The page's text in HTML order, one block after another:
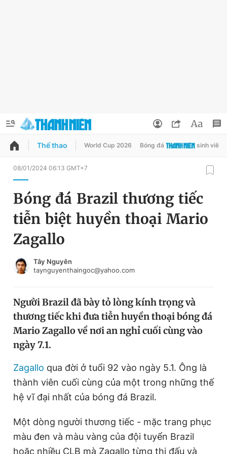
QUẢNG CÁO ĐẶT BÁO
Chuyên mục
Chuyên mục khác
Chào ngày mới
Video Magazine
Tiện ích Bạn cần biết
Đổi mật khẩu
Tin đã lưu
Tin đã xem
Đăng xuất
Thể thao World Cup 2026 Bóng đá sinh viên
08/01/2024 06:13 GMT+7
Bóng đá Brazil thương tiếc
tiễn biệt huyền thoại Mario
Zagallo
Tây Nguyên
taynguyenthaingoc@yahoo.com
Người Brazil đã bày tỏ lòng kính trọng và
thương tiếc khi đưa tiễn huyền thoại bóng đá
Mario Zagallo về nơi an nghỉ cuối cùng vào
ngày 7.1.
Zagallo qua đời ở tuổi 92 vào ngày 5.1. Ông là
thành viên cuối cùng của một trong những thế
hệ vĩ đại nhất của bóng đá Brazil.
Một dòng người thương tiếc - mặc trang phục
màu đen và màu vàng của đội tuyển Brazil
hoặc nhiều CLB mà Zagallo từng thi đấu và